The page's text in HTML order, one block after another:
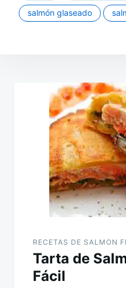
salmón glaseado
Navegación
entradas
RECETAS DE SALMON
Tarta de
Fácil